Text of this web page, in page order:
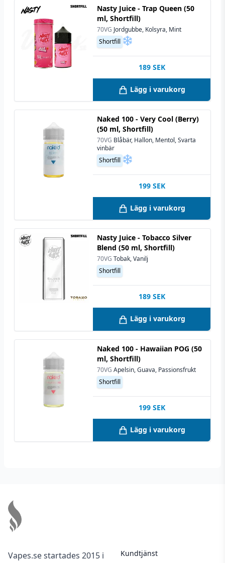
Nasty Juice - Trap Queen (50
ml, Shortfill)
70VG Jordgubbe, Kolsyra, Mint
Shortfill
189 SEK
Lägg i varukorg
Naked 100 - Very Cool (Berry)
(50 ml, Shortfill)
70VG Blåbär, Hallon, Mentol, Svarta
vinbär
Shortfill
199 SEK
Lägg i varukorg
Nasty Juice - Tobacco Silver
Blend (50 ml, Shortfill)
70VG Tobak, Vanilj
Shortfill
189 SEK
Lägg i varukorg
Naked 100 - Hawaiian POG (50
ml, Shortfill)
70VG Apelsin, Guava, Passionsfrukt
Shortfill
199 SEK
Lägg i varukorg
Vapes.se startades 2015 i
Kundtjänst